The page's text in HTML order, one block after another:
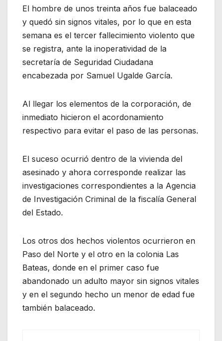
El hombre de unos treinta años fue balaceado
y quedó sin signos vitales, por lo que en esta
semana es el tercer fallecimiento violento que
se registra, ante la inoperatividad de la
secretaría de Seguridad Ciudadana
encabezada por Samuel Ugalde García.
Al llegar los elementos de la corporación, de
inmediato hicieron el acordonamiento
respectivo para evitar el paso de las personas.
El suceso ocurrió dentro de la vivienda del
asesinado y ahora corresponde realizar las
investigaciones correspondientes a la Agencia
de Investigación Criminal de la fiscalía General
del Estado.
Los otros dos hechos violentos ocurrieron en
Paso del Norte y el otro en la colonia Las
Bateas, donde en el primer caso fue
abandonado un adulto mayor sin signos vitales
y en el segundo hecho un menor de edad fue
también balaceado.